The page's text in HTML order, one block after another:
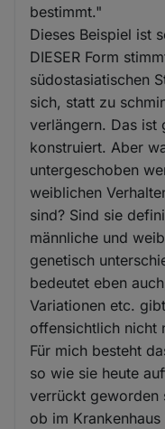
bestimmt."
Dieses Beispiel ist
DIESER Form
südostasiatischen
sich, statt zu
verlängern. Das ist
konstruiert. Aber
untergeschoben
weiblichen
sind? Sind sie
männliche und
genetisch
bedeutet eben
Variationen etc.
offensichtlich nicht
Für mich besteht
so wie sie heute
verrückt geworden
ob im